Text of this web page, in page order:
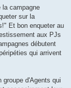
la campagne
sur la
Et bon enqueter au
aux PJs
débutent
qui arrivent
groupe d'Agents qui